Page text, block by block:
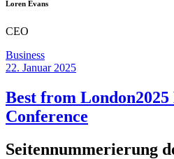
Loren Evans
CEO
Business
22. Januar 2025
Best from London2025
Conference
Seitennummerierung